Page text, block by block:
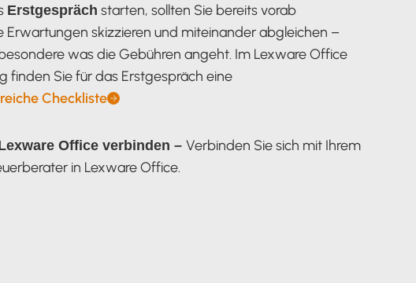
Erstgespräch starten, sollten Sie bereits vorab
Erwartungen skizzieren und miteinander abgleichen –
was die Gebühren angeht. Im Lexware Office
finden Sie für das Erstgespräch eine
Checkliste
Office verbinden – Verbinden Sie sich mit Ihrem
in Lexware Office.